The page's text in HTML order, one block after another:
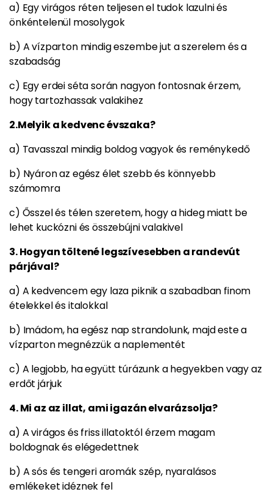
a) Egy virágos réten teljesen el tudok lazulni és
önkéntelenül mosolygok
b) A vízparton mindig eszembe jut a szerelem és a
szabadság
c) Egy erdei séta során nagyon fontosnak érzem,
hogy tartozhassak valakihez
2.Melyik a kedvenc évszaka?
a) Tavasszal mindig boldog vagyok és reménykedő
b) Nyáron az egész élet szebb és könnyebb
számomra
c) Ősszel és télen szeretem, hogy a hideg miatt be
lehet kuckózni és összebújni valakivel
3. Hogyan töltené legszívesebben a randevút
párjával?
a) A kedvencem egy laza piknik a szabadban finom
ételekkel és italokkal
b) Imádom, ha egész nap strandolunk, majd este a
vízparton megnézzük a naplementét
c) A legjobb, ha együtt túrázunk a hegyekben vagy az
erdőt járjuk
4. Mi az az illat, ami igazán elvarázsolja?
a) A virágos és friss illatoktól érzem magam
boldognak és elégedettnek
b) A sós és tengeri aromák szép, nyaralásos
emlékeket idéznek fel